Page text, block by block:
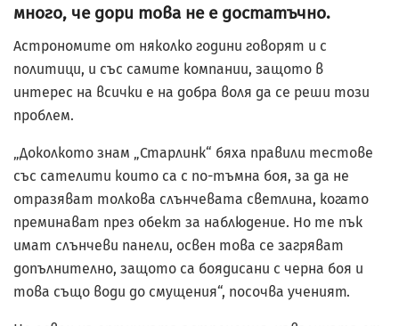
много, че дори това не е достатъчно.
Астрономите от няколко години говорят и с
политици, и със самите компании, защото в
интерес на всички е на добра воля да се реши този
проблем.
„Доколкото знам „Старлинк“ бяха правили тестове
със сателити които са с по-тъмна боя, за да не
отразяват толкова слънчевата светлина, когато
преминават през обект за наблюдение. Но те пък
имат слънчеви панели, освен това се загряват
допълнително, защото са боядисани с черна боя и
това също води до смущения“, посочва ученият.